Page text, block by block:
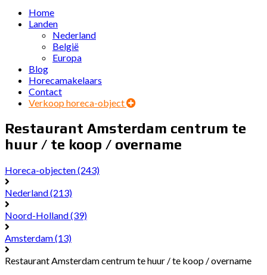
Home
Landen
Nederland
België
Europa
Blog
Horecamakelaars
Contact
Verkoop horeca-object
Restaurant Amsterdam centrum te
huur / te koop / overname
Horeca-objecten(243)
Nederland(213)
Noord-Holland(39)
Amsterdam(13)
Restaurant Amsterdam centrum te huur / te koop / overname